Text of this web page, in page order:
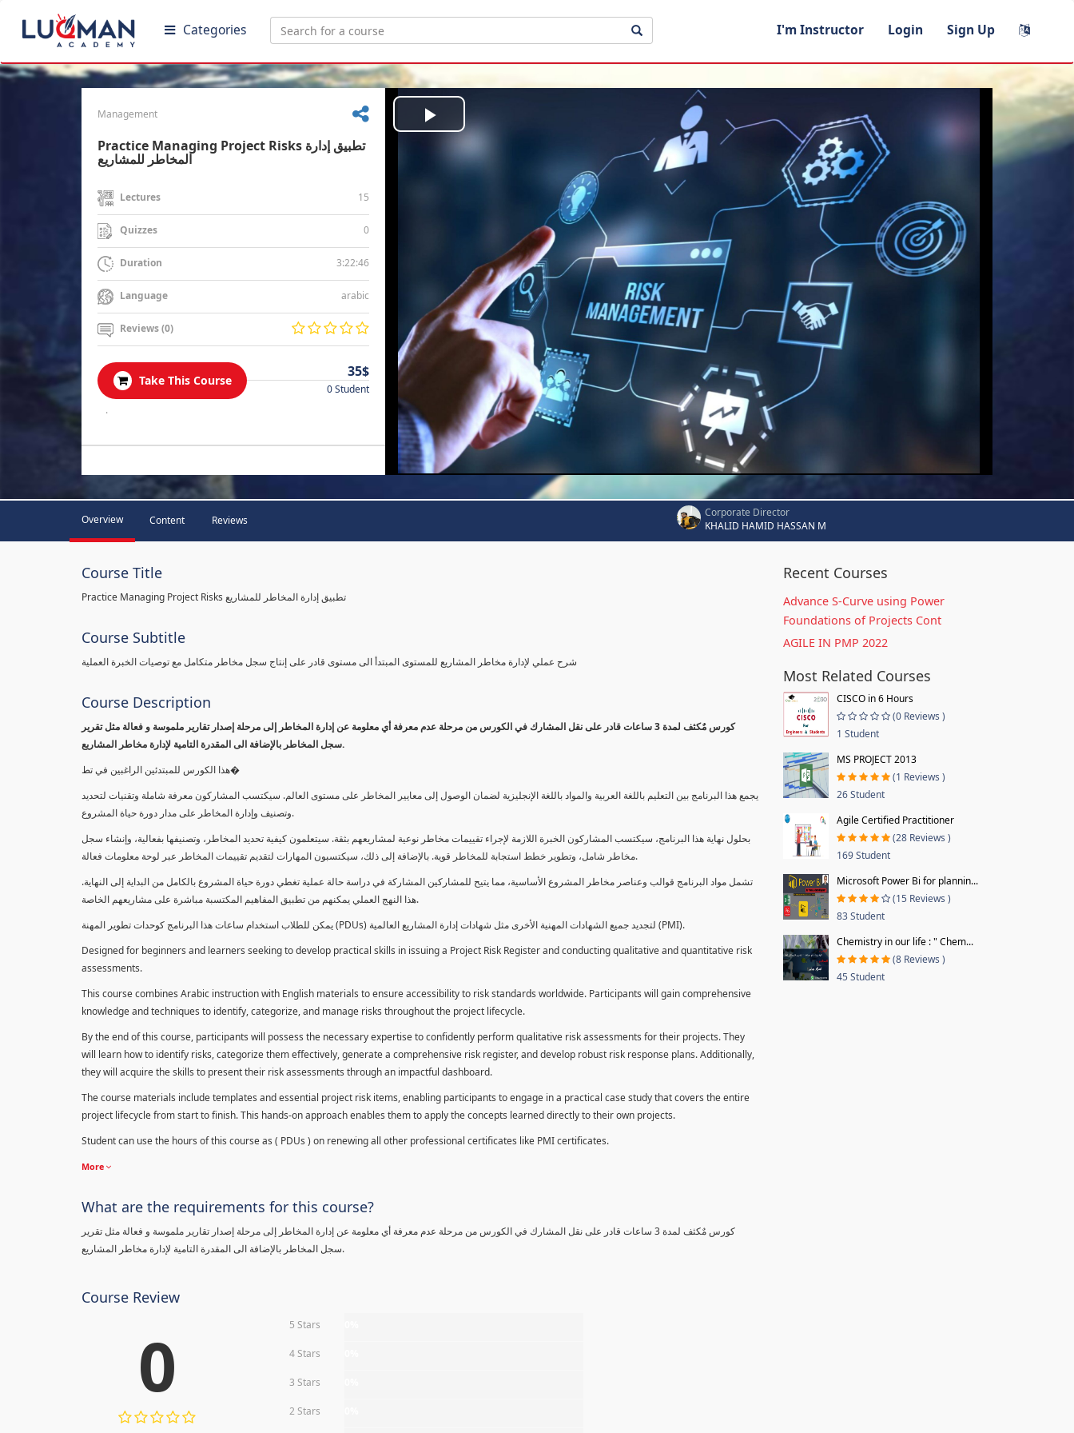
Categories I'm Instructor Login Sign Up
Management
Practice Managing Project Risks تطبيق إدارة
المخاطر للمشاريع
Lectures 15
Quizzes 0
Duration 3:22:46
Language arabic
Reviews (0)
Take This Course
35$
0 Student
.
Play
Video
Overview Content Reviews
Corporate Director
KHALID HAMID HASSAN M
Course Title
Practice Managing Project Risks تطبيق إدارة المخاطر للمشاريع
Course Subtitle
شرح عملي لإدارة مخاطر المشاريع للمستوى المبتدأ الى مستوى قادر على إنتاج سجل مخاطر متكامل مع توصيات الخبرة العملية
Course Description
كورس مٌكثف لمدة 3 ساعات قادر على نقل المشارك في الكورس من مرحلة عدم معرفة أي معلومة عن إدارة المخاطر إلى مرحلة إصدار تقارير ملموسة و فعالة مثل تقرير
سجل المخاطر بالإضافة الى المقدرة التامية لإدارة مخاطر المشاريع.
هذا الكورس للمبتدئين الراغبين في تط�
يجمع هذا البرنامج بين التعليم باللغة العربية والمواد باللغة الإنجليزية لضمان الوصول إلى معايير المخاطر على مستوى العالم. سيكتسب المشاركون معرفة شاملة وتقنيات لتحديد
وتصنيف وإدارة المخاطر على مدار دورة حياة المشروع.
بحلول نهاية هذا البرنامج، سيكتسب المشاركون الخبرة اللازمة لإجراء تقييمات مخاطر نوعية لمشاريعهم بثقة. سيتعلمون كيفية تحديد المخاطر، وتصنيفها بفعالية، وإنشاء سجل
مخاطر شامل، وتطوير خطط استجابة للمخاطر قوية. بالإضافة إلى ذلك، سيكتسبون المهارات لتقديم تقييمات المخاطر عبر لوحة معلومات فعالة.
تشمل مواد البرنامج قوالب وعناصر مخاطر المشروع الأساسية، مما يتيح للمشاركين المشاركة في دراسة حالة عملية تغطي دورة حياة المشروع بالكامل من البداية إلى النهاية.
هذا النهج العملي يمكنهم من تطبيق المفاهيم المكتسبة مباشرة على مشاريعهم الخاصة.
يمكن للطلاب استخدام ساعات هذا البرنامج كوحدات تطوير المهنة (PDUs) لتجديد جميع الشهادات المهنية الأخرى مثل شهادات إدارة المشاريع العالمية (PMI).
Designed for beginners and learners seeking to develop practical skills in issuing a Project Risk Register and conducting qualitative and quantitative risk
assessments.
This course combines Arabic instruction with English materials to ensure accessibility to risk standards worldwide. Participants will gain comprehensive
knowledge and techniques to identify, categorize, and manage risks throughout the project lifecycle.
By the end of this course, participants will possess the necessary expertise to confidently perform qualitative risk assessments for their projects. They
will learn how to identify risks, categorize them effectively, generate a comprehensive risk register, and develop robust risk response plans. Additionally,
they will acquire the skills to present their risk assessments through an impactful dashboard.
The course materials include templates and essential project risk items, enabling participants to engage in a practical case study that covers the entire
project lifecycle from start to finish. This hands-on approach enables them to apply the concepts learned directly to their own projects.
Student can use the hours of this course as ( PDUs ) on renewing all other professional certificates like PMI certificates.
More
What are the requirements for this course?
كورس مٌكثف لمدة 3 ساعات قادر على نقل المشارك في الكورس من مرحلة عدم معرفة أي معلومة عن إدارة المخاطر إلى مرحلة إصدار تقارير ملموسة و فعالة مثل تقرير
سجل المخاطر بالإضافة الى المقدرة التامية لإدارة مخاطر المشاريع.
Course Review
0 5 Stars
4 Stars
3 Stars
2 Stars
Recent Courses
Advance S-Curve using Power
Foundations of Projects Cont
AGILE IN PMP 2022
Most Related Courses
CISCO in 6 Hours
(0 Reviews )
1 Student
MS PROJECT 2013
(1 Reviews )
26 Student
Agile Certified Practitioner
(28 Reviews )
169 Student
Microsoft Power Bi for plannin...
(15 Reviews )
83 Student
Chemistry in our life : " Chem...
(8 Reviews )
45 Student